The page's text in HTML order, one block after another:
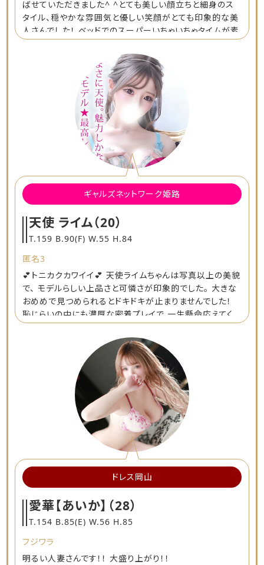
ばせていただきました^ ^とても美しい顔立ちと細身のス
タイル、穏やかな雰囲気と優しい笑顔がとても印象的な美
人さんでした！ ベッドでのスーパーいちゃいちゃタイムが素
晴らしくギャップに昇天してしまいました笑 一言でいうと
居心地が最高って感じの穏やかな空気感がたまらなく良
かったです^ ^ 本当にありがとうございました^ ^ また指
名したいなぁって思わせてくれたので近々伺います。
ギャルズネットワーク姫路
天使 ライム（20）
T.159 B.90(F) W.55 H.84
匿名3
💕トニカクカワイイ💕 天使ライムちゃんは写真以上の美貌
で、 モデルらしい上品さと可憐さが印象的でした。 大きな
おめめで見つめられるとドキドキが止まりませんでした！
恥じらいの中にも濃厚な密着プレイで 一生懸命応えてく
れる姿に感動。 常にフルボッキでした 優しい性格と細や
かな気遣いも素晴らしく、 特別なひと時を過ごせました。
またぜひ会いたいと思います！
ドレス岡山
愛華【あいか】 （28）
T.154 B.85(E) W.56 H.85
フジワラ
明るい人妻さんです！！ 大盛り上がり！！